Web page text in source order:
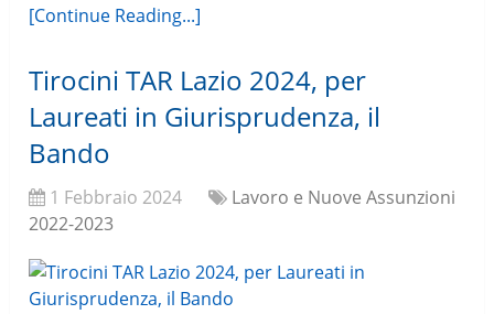
[Continue Reading...]
Tirocini TAR Lazio 2024, per
Laureati in Giurisprudenza, il
Bando
1 Febbraio 2024
Lavoro e Nuove Assunzioni
2022-2023